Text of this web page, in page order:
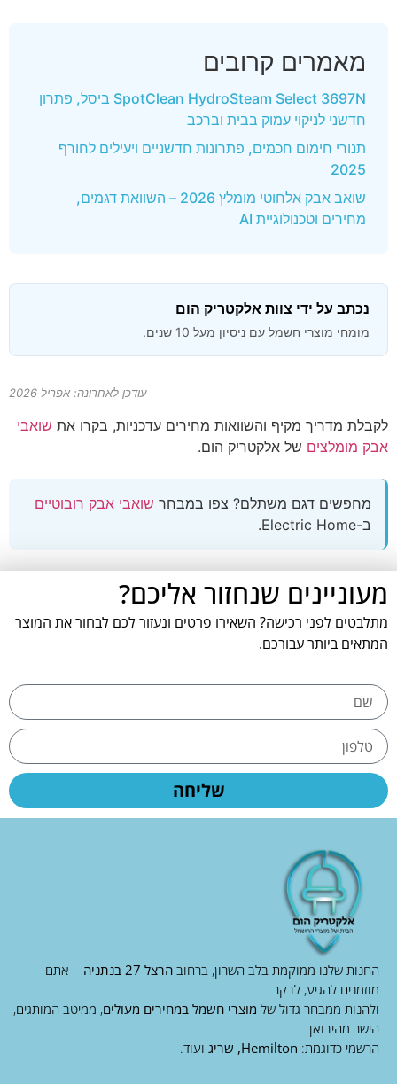
מאמרים קרובים
SpotClean HydroSteam Select 3697N ביסל, פתרון
חדשני לניקוי עמוק בבית וברכב
תנורי חימום חכמים, פתרונות חדשניים ויעילים לחורף
2025
שואב אבק אלחוטי מומלץ 2026 – השוואת דגמים,
מחירים וטכנולוגיית AI
נכתב על ידי צוות אלקטריק הום
מומחי מוצרי חשמל עם ניסיון מעל 10 שנים.
עודכן לאחרונה: אפריל 2026
לקבלת מדריך מקיף והשוואות מחירים עדכניות, בקרו את שואבי
אבק מומלצים של אלקטריק הום.
מחפשים דגם משתלם? צפו במבחר שואבי אבק רובוטיים
ב-Electric Home.
מעוניינים שנחזור אליכם?
מתלבטים לפני רכישה? השאירו פרטים ונעזור לכם לבחור את המוצר
המתאים ביותר עבורכם.
שליחה
החנות שלנו ממוקמת בלב השרון, ברחוב הרצל 27 בנתניה
– אתם
מוזמנים להגיע, לבקר
ולהנות ממבחר גדול של מוצרי חשמל במחירים מעולים, ממיטב המותגים,
הישר מהיבואן
הרשמי כדוגמת: Hemilton, שריג ועוד.